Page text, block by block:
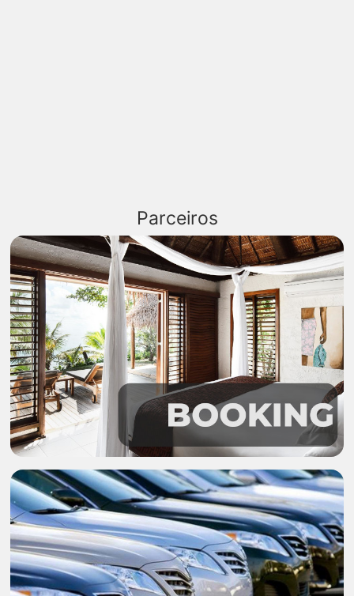
Parceiros